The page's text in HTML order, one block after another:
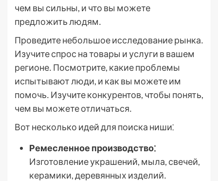
чем вы сильны, и что вы можете
предложить людям․
Проведите небольшое исследование рынка․
Изучите спрос на товары и услуги в вашем
регионе․ Посмотрите, какие проблемы
испытывают люди, и как вы можете им
помочь․ Изучите конкурентов, чтобы понять,
чем вы можете отличаться․
Вот несколько идей для поиска ниши⁚
Ремесленное производство⁚
Изготовление украшений, мыла, свечей,
керамики, деревянных изделий․